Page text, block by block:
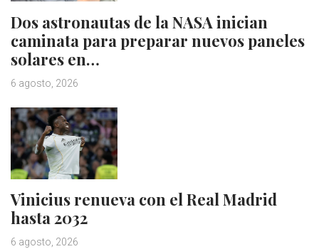
Dos astronautas de la NASA inician
caminata para preparar nuevos paneles
solares en…
6 agosto, 2026
Vinicius renueva con el Real Madrid
hasta 2032
6 agosto, 2026